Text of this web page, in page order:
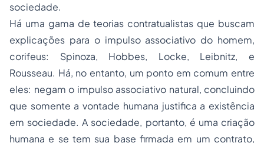
sociedade.
Há uma gama de teorias contratualistas que buscam
explicações para o impulso associativo do homem,
corifeus: Spinoza, Hobbes, Locke, Leibnitz, e
Rousseau. Há, no entanto, um ponto em comum entre
eles: negam o impulso associativo natural, concluindo
que somente a vontade humana justifica a existência
em sociedade. A sociedade, portanto, é uma criação
humana e se tem sua base firmada em um contrato,